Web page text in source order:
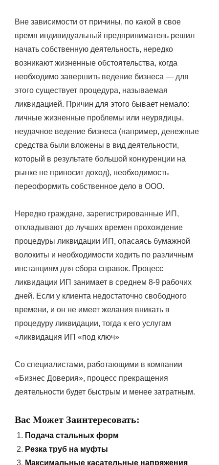
Вне зависимости от причины, по какой в свое
время индивидуальный предприниматель решил
начать собственную деятельность, нередко
возникают жизненные обстоятельства, когда
необходимо завершить ведение бизнеса — для
этого существует процедура, называемая
ликвидацией. Причин для этого бывает немало:
личные жизненные проблемы или неурядицы,
неудачное ведение бизнеса (например, денежные
средства были вложены в вид деятельности,
который в результате большой конкуренции на
рынке не приносит доход), необходимость
переоформить собственное дело в ООО.
Нередко граждане, зарегистрированные ИП,
откладывают до лучших времен прохождение
процедуры ликвидации ИП, опасаясь бумажной
волокиты и необходимости ходить по различным
инстанциям для сбора справок. Процесс
ликвидации ИП занимает в среднем 8-9 рабочих
дней. Если у клиента недостаточно свободного
времени, и он не имеет желания вникать в
процедуру ликвидации, тогда к его услугам
«ликвидация ИП «под ключ»
Со специалистами, работающими в компании
«Бизнес Доверия», процесс прекращения
деятельности будет быстрым и менее затратным.
Вас Может Заинтересовать:
Подача стальных форм
Резка труб на муфты
Максимальные касательные напряжения